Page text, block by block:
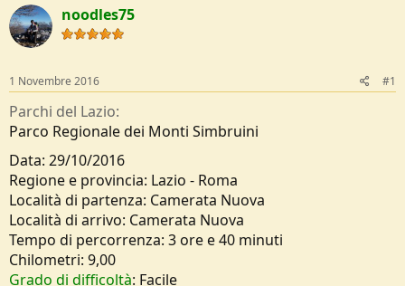
t
o
r
D
i
s
u
s
i
o
n
e
d
i
I
z
i
noodles75
1 Novembre 2016 #1
Parchi del Lazio
Parco Regionale dei Monti Simbruini
Data: 29/10/2016
Regione e provincia: Lazio - Roma
Località di partenza: Camerata Nuova
Località di arrivo: Camerata Nuova
Tempo di percorrenza: 3 ore e 40 minuti
Chilometri: 9,00
Grado di difficoltà: Facile